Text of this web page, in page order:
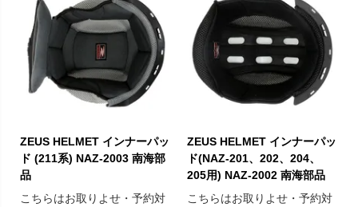
ZEUS HELMET インナーパッ
ド (211系) NAZ-2003 南海部
品
こちらはお取りよせ・予約対
ZEUS HELMET インナーパッ
ド(NAZ-201、202、204、
205用) NAZ-2002 南海部品
こちらはお取りよせ・予約対